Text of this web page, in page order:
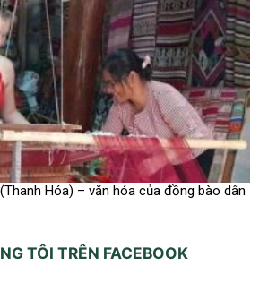
Hóa) – văn hóa của đồng bào dân
TÔI TRÊN FACEBOOK